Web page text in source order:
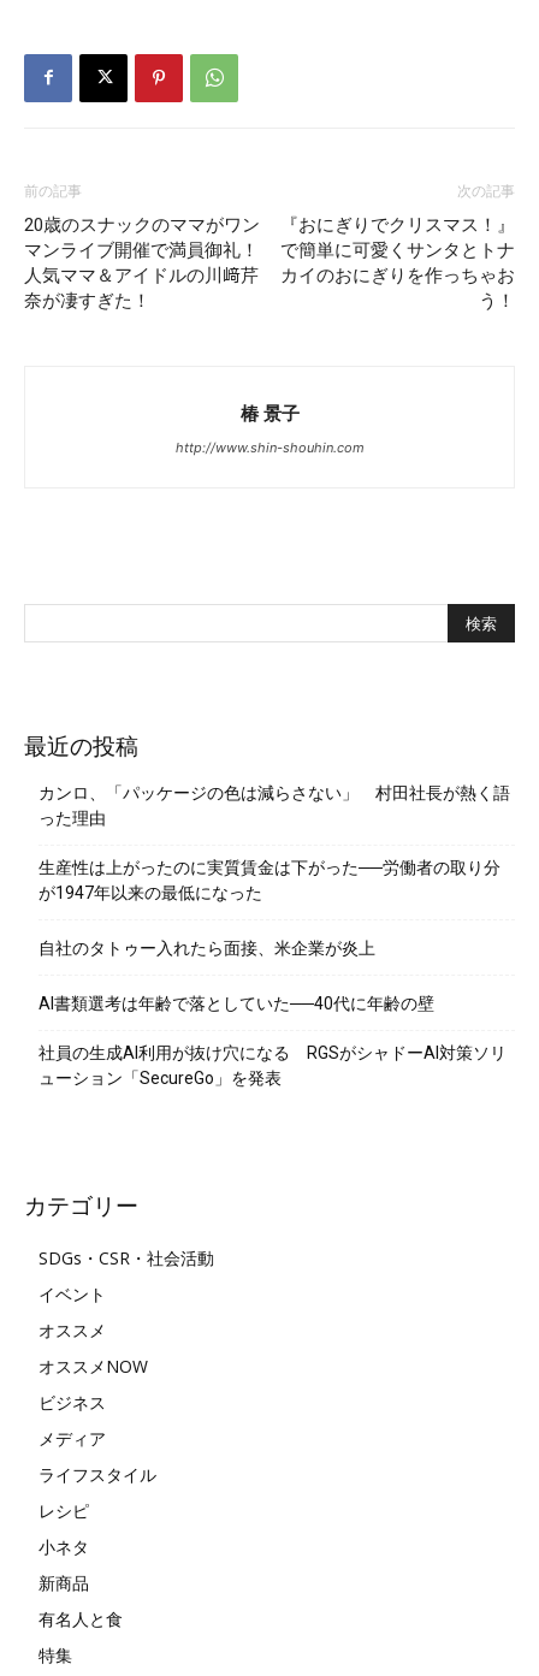
前の記事
20歳のスナックのママがワン
マンライブ開催で満員御礼！
人気ママ＆アイドルの川﨑芹
奈が凄すぎた！
次の記事
『おにぎりでクリスマス！』
で簡単に可愛くサンタとトナ
カイのおにぎりを作っちゃお
う！
椿 景子
http://www.shin-shouhin.com
最近の投稿
カンロ、「パッケージの色は減らさない」 村田社長が熱く語
った理由
生産性は上がったのに実質賃金は下がった──労働者の取り分
が1947年以来の最低になった
自社のタトゥー入れたら面接、米企業が炎上
AI書類選考は年齢で落としていた──40代に年齢の壁
社員の生成AI利用が抜け穴になる RGSがシャドーAI対策ソリ
ューション「SecureGo」を発表
カテゴリー
SDGs・CSR・社会活動
イベント
オススメ
オススメNOW
ビジネス
メディア
ライフスタイル
レシピ
小ネタ
新商品
有名人と食
特集